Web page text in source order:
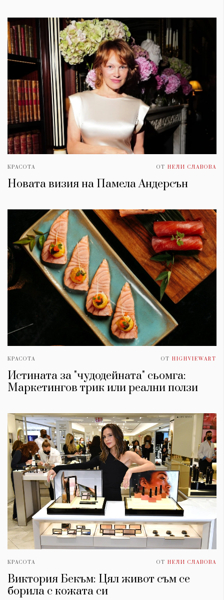
КРАСОТА ОТ НЕЛИ СЛАВОВА
Новата визия на Памела Андерсън
КРАСОТА ОТ HIGHVIEWART
Истината за "чудодейната" сьомга:
Маркетингов трик или реални ползи
КРАСОТА ОТ НЕЛИ СЛАВОВА
Виктория Бекъм: Цял живот съм се
борила с кожата си